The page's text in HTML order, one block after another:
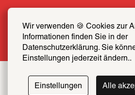
Wir verwenden 🍪 Cookies zur
Informationen finden Sie in der
Datenschutzerklärung. Sie
Einstellungen jederzeit ändern..
Einstellungen Alle
SCHIRN
Mehr erfahren